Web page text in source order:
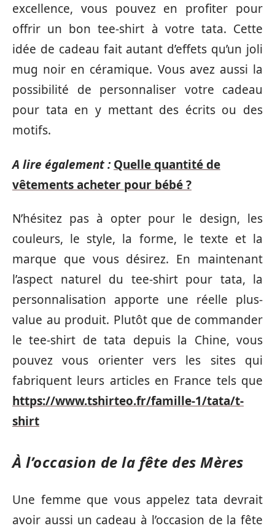
excellence, vous pouvez en profiter pour
offrir un bon tee-shirt à votre tata. Cette
idée de cadeau fait autant d’effets qu’un joli
mug noir en céramique. Vous avez aussi la
possibilité de personnaliser votre cadeau
pour tata en y mettant des écrits ou des
motifs.
A lire également : Quelle quantité de
vêtements acheter pour bébé ?
N’hésitez pas à opter pour le design, les
couleurs, le style, la forme, le texte et la
marque que vous désirez. En maintenant
l’aspect naturel du tee-shirt pour tata, la
personnalisation apporte une réelle plus-
value au produit. Plutôt que de commander
le tee-shirt de tata depuis la Chine, vous
pouvez vous orienter vers les sites qui
fabriquent leurs articles en France tels que
https://www.tshirteo.fr/famille-1/tata/t-
shirt
À l’occasion de la fête des Mères
Une femme que vous appelez tata devrait
avoir aussi un cadeau à l’occasion de la fête